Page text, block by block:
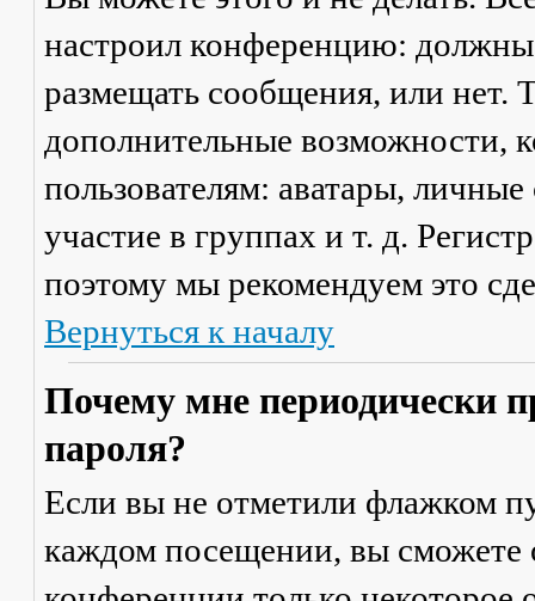
настроил конференцию: должны
размещать сообщения, или нет.
дополнительные возможности,
пользователям: аватары,
участие в группах и т. д.
поэтому мы рекомендуем это
Вернуться к началу
Почему мне периодически
пароля?
Если вы не отметили флажком
каждом посещении, вы сможете